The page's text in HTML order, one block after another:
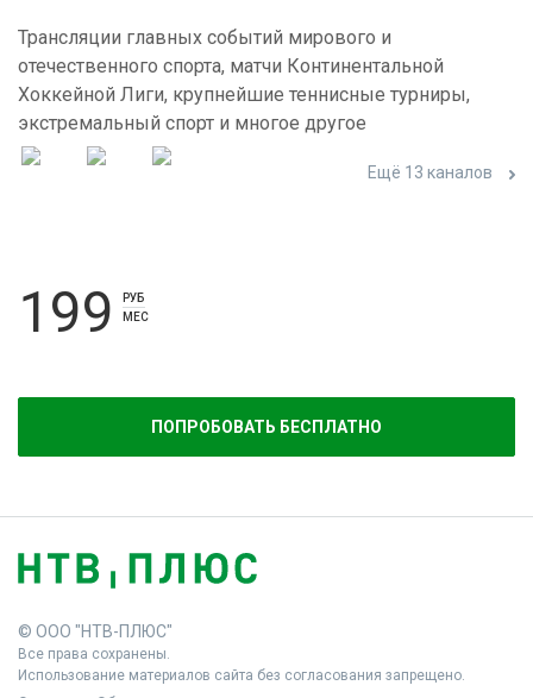
Трансляции главных событий мирового и
отечественного спорта, матчи Континентальной
Хоккейной Лиги, крупнейшие теннисные турниры,
экстремальный спорт и многое другое
Ещё 13 каналов
199
РУБ
МЕС
ПОПРОБОВАТЬ БЕСПЛАТНО
© ООО "НТВ-ПЛЮС"
Все права сохранены.
Использование материалов сайта без согласования запрещено.